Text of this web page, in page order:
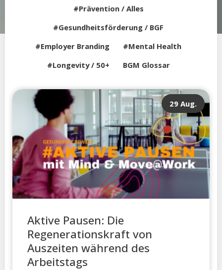
#Prävention / Alles
#Gesundheitsförderung / BGF
#Employer Branding
#Mental Health
#Longevity / 50+
BGM Glossar
29 Aug.
Aktive Pausen: Die
Regenerationskraft von
Auszeiten während des
Arbeitstags